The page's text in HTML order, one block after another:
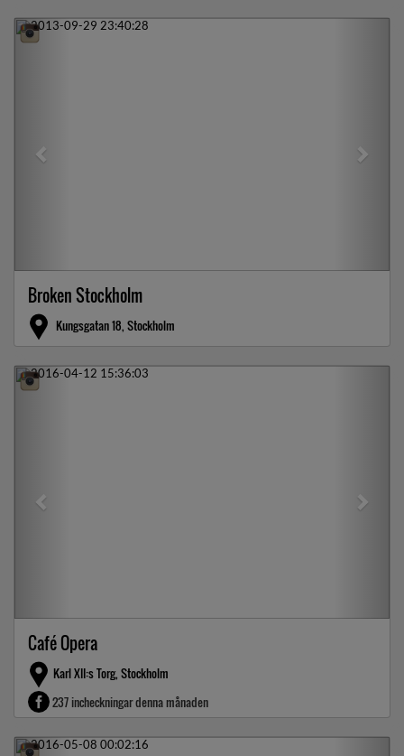
Previous
Broken Stockholm
Kungsgatan 18, Stockholm
Previous
Café Opera
Karl XII:s Torg, Stockholm
237 incheckningar denna månaden
Previous